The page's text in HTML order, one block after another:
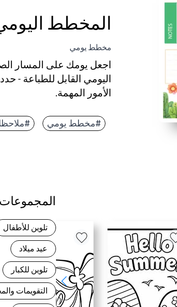
المخطط
مخطط يومي
اجعل يومك على المسار
اليومي القابل للطباعة -
الأمور المهمة.
يوفر تخطيط Print-and-Go الوقت - ما عليك سوى إضافة التاريخ والأولويات العليا وقائمة المهام الخاصة بك.
#مخطط يومي
تلوين للأطفال
عيد ميلاد
تلوين للكبار
التقويمات